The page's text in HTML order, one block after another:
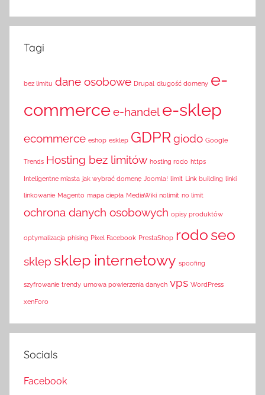
Tagi
bez limitu dane osobowe Drupal długość domeny e-
commercee-handel e-sklep
ecommerce eshop esklep GDPRgiodo Google
Trends Hosting bez limitów hosting rodo https
Inteligentne miasta jak wybrać domenę Joomla! limit Link building linki
linkowanie Magento mapa ciepła MediaWiki nolimit no limit
ochrona danych osobowych opisy produktów
optymalizacja phising Pixel Facebook PrestaShop rodo seo
sklep sklep internetowy spoofing
szyfrowanie trendy umowa powierzenia danych vps WordPress
xenForo
Socials
Facebook